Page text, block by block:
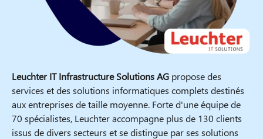
Leuchter IT Infrastructure Solutions AG propose des
services et des solutions informatiques complets destinés
aux entreprises de taille moyenne. Forte d'une équipe de
70 spécialistes, Leuchter accompagne plus de 130 clients
issus de divers secteurs et se distingue par ses solutions